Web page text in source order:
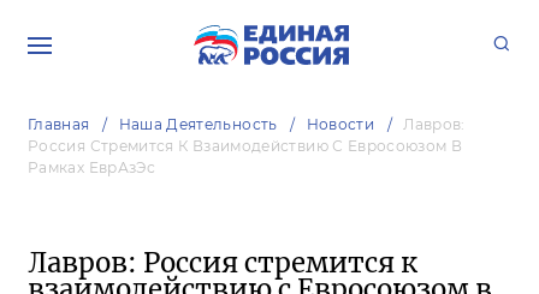
Главная Наша Деятельность Новости
Лавров:
Россия Стремится К Взаимодействию С Евросоюзом В
Рамках ЕврАзЭс
Лавров: Россия стремится к